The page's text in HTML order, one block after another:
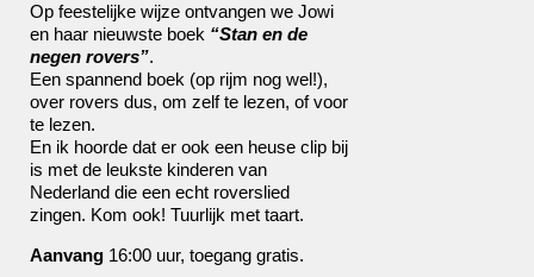
Op feestelijke wijze ontvangen we Jowi
en haar nieuwste boek “Stan en de
negen rovers”.
Een spannend boek (op rijm nog wel!),
over rovers dus, om zelf te lezen, of voor
te lezen.
En ik hoorde dat er ook een heuse clip bij
is met de leukste kinderen van
Nederland die een echt roverslied
zingen. Kom ook! Tuurlijk met taart.
Aanvang 16:00 uur, toegang gratis.